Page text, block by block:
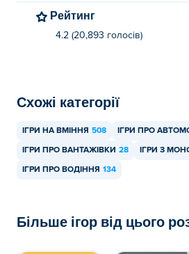
Рейтинг
4.2 (20,893 голосів)
Схожі категорії
ІГРИ НА ВМІННЯ 508 ІГРИ ПРО
ІГРИ ПРО ВАНТАЖІВКИ 28 ІГРИ З
ІГРИ ПРО ВОДІННЯ 134
Більше ігор від цього